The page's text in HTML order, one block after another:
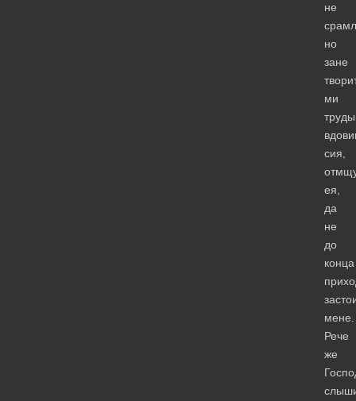
не
но
зане
ми
труды
сия,
ея,
да
не
до
конца
мене.
Рече
же